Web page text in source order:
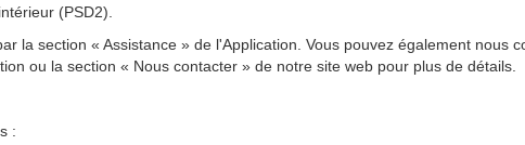
(PSD2).
la section « Assistance » de l'Application. Vous pouvez également nous
ou la section « Nous contacter » de notre site web pour plus de détails.
: